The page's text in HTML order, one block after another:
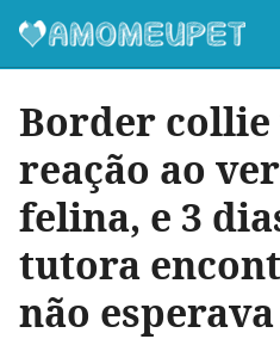
Border
reação ao
felina, e 3
tutora
não esperava